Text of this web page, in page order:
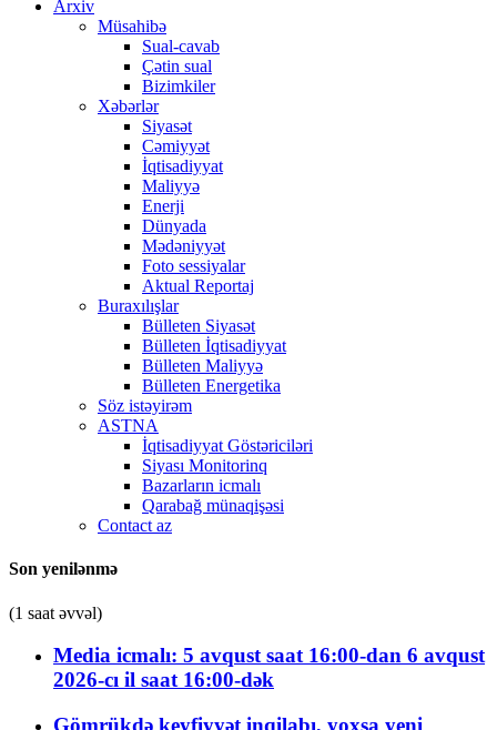
Arxiv
Müsahibə
Sual-cavab
Çətin sual
Bizimkiler
Xəbərlər
Siyasət
Cəmiyyət
İqtisadiyyat
Maliyyə
Enerji
Dünyada
Mədəniyyət
Foto sessiyalar
Aktual Reportaj
Buraxılışlar
Bülleten Siyasət
Bülleten İqtisadiyyat
Bülleten Maliyyə
Bülleten Energetika
Söz istəyirəm
ASTNA
İqtisadiyyat Göstəriciləri
Siyası Monitorinq
Bazarların icmalı
Qarabağ münaqişəsi
Contact az
Son yenilənmə
(1 saat əvvəl)
Media icmalı: 5 avqust saat 16:00-dan 6 avqust
2026-cı il saat 16:00-dək
Gömrükdə keyfiyyət inqilabı, yoxsa yeni